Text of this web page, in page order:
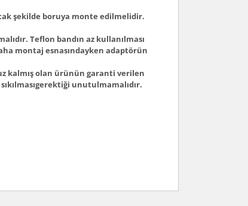
şekilde boruya monte edilmelidir.
Teflon bandın az kullanılması
montaj esnasındayken adaptörün
kalmış olan ürünün garanti verilen
unutulmamalıdır.